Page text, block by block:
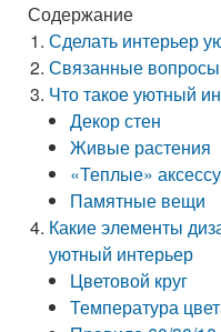
Содержание
Сделать интерьер
Связанные вопросы
Что такое уютный
Декор стен
Живые растения
«Теплые»
Памятные вещи
Какие элементы
уютный интерьер
Цветовой круг
Температура